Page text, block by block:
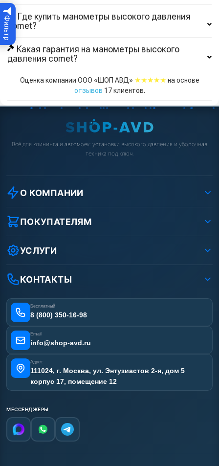
Фильтр
Где купить манометры высокого давления
comet?
Какая гарантия на манометры высокого
давления comet?
Оценка компании ООО «ШОП АВД» ★★★★★ на основе
отзывов 17клиентов.
Всё для клининга и автомоек: установки высокого давления и уборочная
техника под ключ.
О КОМПАНИИ
О компании
Реквизиты ООО «Шоп АВД»
Условия соглашения
Вакансии
Статьи
ПОКУПАТЕЛЯМ
Как заказать?
Оплата
Лизинг
Получить скидку
УСЛУГИ
Услуги
Аренда АВД
Сертификаты
Наши работы
Карта сайта
КОНТАКТЫ
Бесплатный
8 (800) 350-16-98
Email
info@shop-avd.ru
Адрес
111024, г. Москва, ул. Энтузиастов 2-я, дом 5
корпус 17, помещение 12
МЕССЕНДЖЕРЫ